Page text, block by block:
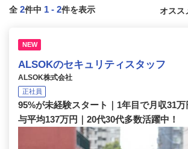
全 2件中 1 - 2件を表示
NEW
ALSOKのセキュリティスタッフ
ALSOK株式会社
正社員
95%が未経験スタート｜1年目で月収31
与平均137万円｜20代30代多数活躍中！